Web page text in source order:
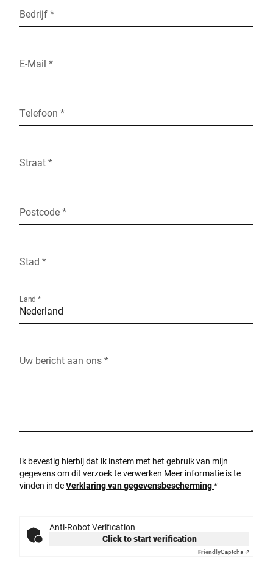
Bedrijf *
E-Mail *
Telefoon *
Straat *
Postcode *
Stad *
Land *
Uw bericht aan ons *
Ik bevestig hierbij dat ik instem met het gebruik van mijn
gegevens om dit verzoek te verwerken Meer informatie is te
vinden in deVerklaring van gegevensbescherming*
Anti-Robot Verification
Click to start verification
FriendlyCaptcha ⇗